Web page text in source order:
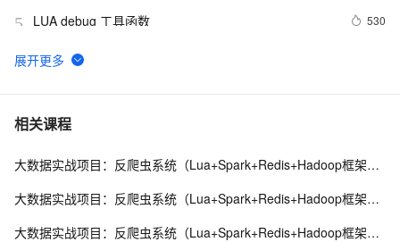
5 LUA debug 工具函数 530
6
如何使用 Lua 脚本进行更复杂的网络请求，比如 POST
7 浅谈基于openresty(nginx+lua)开发轻量级,按流量控制
8 lua的io操作文档
相关课程
大数据实战项目：反爬虫系统（Lua+Spark+Redis+Hadoop框架搭建）第一阶段
大数据实战项目：反爬虫系统（Lua+Spark+Redis+Hadoop框架搭建）第二阶段
大数据实战项目：反爬虫系统（Lua+Spark+Redis+Hadoop框架搭建）第三阶段